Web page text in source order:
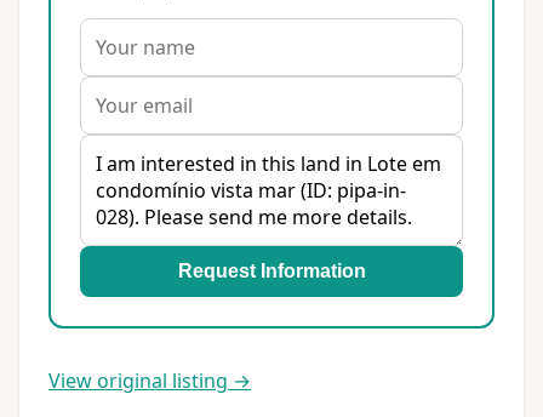
Request Information
View original listing →